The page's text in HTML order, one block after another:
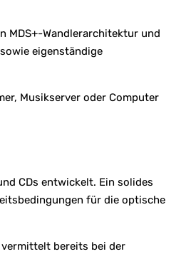
MDS+-Wandlerarchitektur und
eigenständige
Musikserver oder Computer
CDs entwickelt. Ein solides
für die optische
bereits bei der